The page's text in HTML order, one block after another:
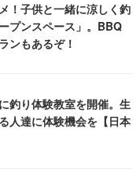
！子供と一緒に涼しく釣
プンスペース」。BBQ
ンもあるぞ！
釣り体験教室を開催。生
人達に体験機会を【日本